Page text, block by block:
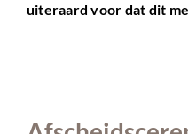
uiteraard voor dat dit